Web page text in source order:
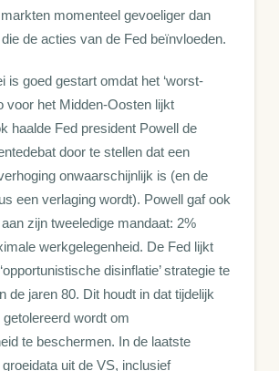
momenteel gevoeliger dan
de acties van de Fed beïnvloeden.
is goed gestart omdat het ‘worst-
voor het Midden-Oosten lijkt
haalde Fed president Powell de
door te stellen dat een
onwaarschijnlijk is (en de
een verlaging wordt). Powell gaf ook
zijn tweeledige mandaat: 2%
werkgelegenheid. De Fed lijkt
disinflatie’ strategie te
de jaren 80. Dit houdt in dat tijdelijk
getolereerd wordt om
te beschermen. In de laatste
uit de VS, inclusief